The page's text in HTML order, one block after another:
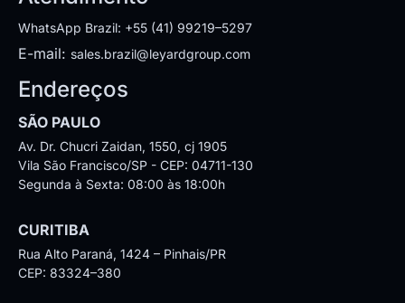
WhatsApp Brazil: +55 (41) 99219–5297
E-mail: sales.brazil@leyardgroup.com
Endereços
SÃO PAULO
Av. Dr. Chucri Zaidan, 1550, cj 1905
Vila São Francisco/SP - CEP: 04711-130
Segunda à Sexta: 08:00 às 18:00h
CURITIBA
Rua Alto Paraná, 1424 – Pinhais/PR
CEP: 83324–380